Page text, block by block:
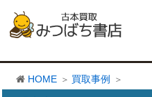
HOME 買取事例